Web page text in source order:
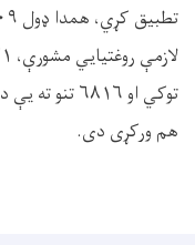
توکي او
هم ورکړى دى.